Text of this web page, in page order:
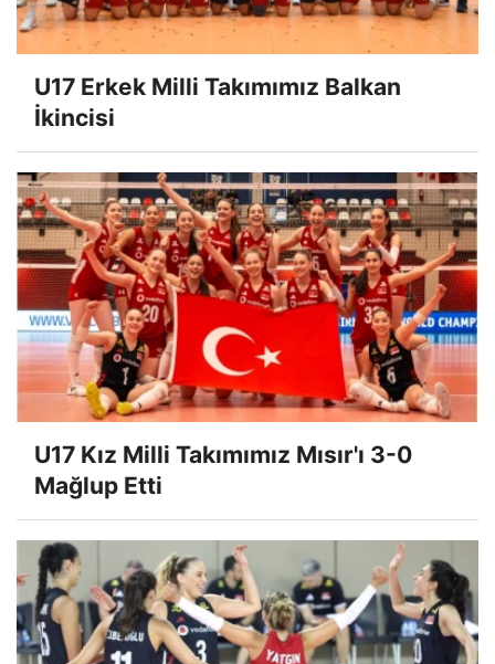
U17 Erkek Milli Takımımız Balkan
İkincisi
U17 Kız Milli Takımımız Mısır'ı 3-0
Mağlup Etti